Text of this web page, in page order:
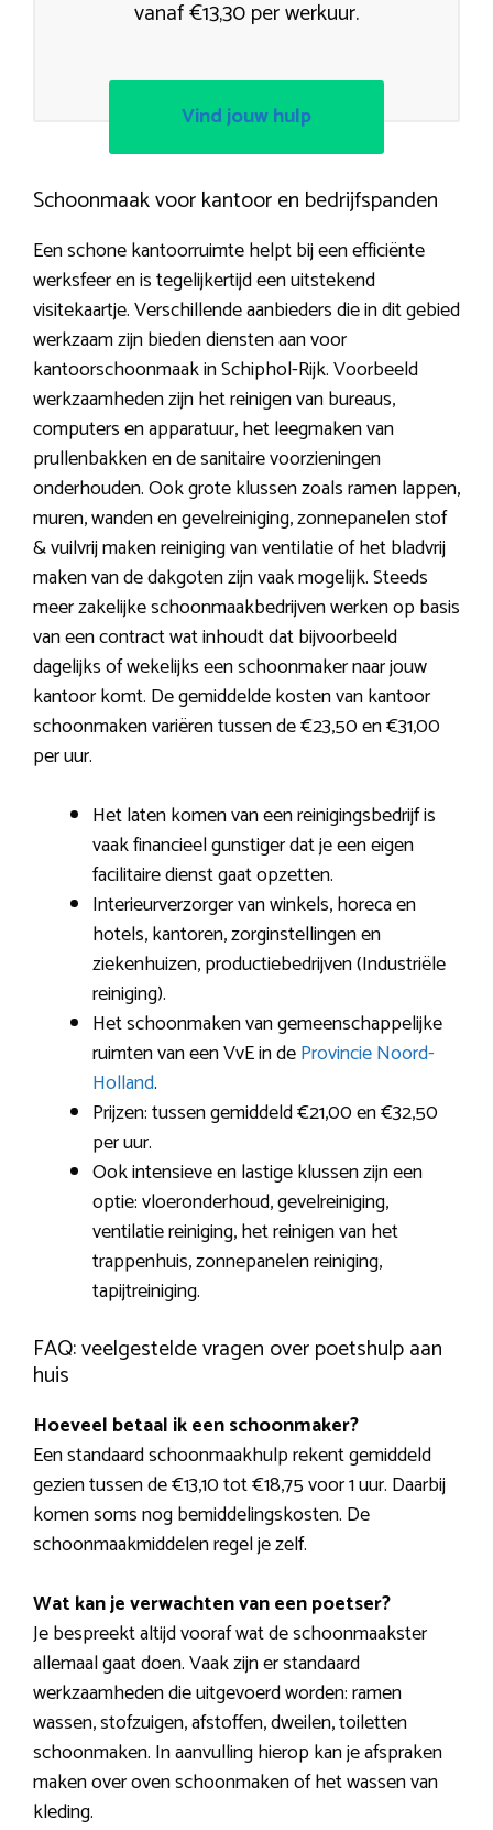
vanaf €13,30 per werkuur.
Vind jouw hulp
Schoonmaak voor kantoor en bedrijfspanden
Een schone kantoorruimte helpt bij een efficiënte
werksfeer en is tegelijkertijd een uitstekend
visitekaartje. Verschillende aanbieders die in dit gebied
werkzaam zijn bieden diensten aan voor
kantoorschoonmaak in Schiphol-Rijk. Voorbeeld
werkzaamheden zijn het reinigen van bureaus,
computers en apparatuur, het leegmaken van
prullenbakken en de sanitaire voorzieningen
onderhouden. Ook grote klussen zoals ramen lappen,
muren, wanden en gevelreiniging, zonnepanelen stof
& vuilvrij maken reiniging van ventilatie of het bladvrij
maken van de dakgoten zijn vaak mogelijk. Steeds
meer zakelijke schoonmaakbedrijven werken op basis
van een contract wat inhoudt dat bijvoorbeeld
dagelijks of wekelijks een schoonmaker naar jouw
kantoor komt. De gemiddelde kosten van kantoor
schoonmaken variëren tussen de €23,50 en €31,00
per uur.
Het laten komen van een reinigingsbedrijf is
vaak financieel gunstiger dat je een eigen
facilitaire dienst gaat opzetten.
Interieurverzorger van winkels, horeca en
hotels, kantoren, zorginstellingen en
ziekenhuizen, productiebedrijven (Industriële
reiniging).
Het schoonmaken van gemeenschappelijke
ruimten van een VvE in deProvincie Noord-
Holland.
Prijzen: tussen gemiddeld €21,00 en €32,50
per uur.
Ook intensieve en lastige klussen zijn een
optie: vloeronderhoud, gevelreiniging,
ventilatie reiniging, het reinigen van het
trappenhuis, zonnepanelen reiniging,
tapijtreiniging.
FAQ: veelgestelde vragen over poetshulp aan
huis
Hoeveel betaal ik een schoonmaker?
Een standaard schoonmaakhulp rekent gemiddeld
gezien tussen de €13,10 tot €18,75 voor 1 uur. Daarbij
komen soms nog bemiddelingskosten. De
schoonmaakmiddelen regel je zelf.
Wat kan je verwachten van een poetser?
Je bespreekt altijd vooraf wat de schoonmaakster
allemaal gaat doen. Vaak zijn er standaard
werkzaamheden die uitgevoerd worden: ramen
wassen, stofzuigen, afstoffen, dweilen, toiletten
schoonmaken. In aanvulling hierop kan je afspraken
maken over oven schoonmaken of het wassen van
kleding.